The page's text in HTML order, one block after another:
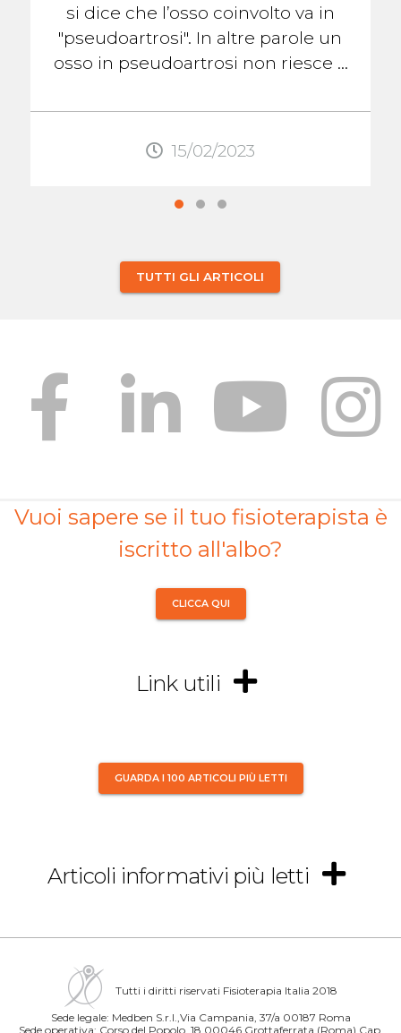
si dice che l’osso coinvolto va in
"pseudoartrosi". In altre parole un
osso in pseudoartrosi non riesce a
...
15/02/2023
TUTTI GLI ARTICOLI
Vuoi sapere se il tuo fisioterapista è
iscritto all'albo?
CLICCA QUI
Link utili
GUARDA I 100 ARTICOLI PIÙ LETTI
Articoli informativi più letti
Tutti i diritti riservati Fisioterapia Italia 2018
Sede legale: Medben S.r.l.,Via Campania, 37/a 00187 Roma
Sede operativa: Corso del Popolo, 18 00046 Grottaferrata (Roma) Cap.